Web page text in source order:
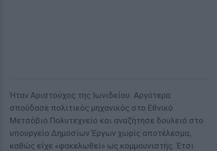
Ήταν Αριστούχος της Ιωνιδείου. Αργότερα
σπούδασε πολιτικός μηχανικός στο Εθνικό
Μετσόβιο Πολυτεχνείο και αναζήτησε δουλειά στο
υπουργείο Δημοσίων Έργων χωρίς αποτέλεσμα,
καθώς είχε «φακελωθεί» ως κομμουνιστής. Έτσι